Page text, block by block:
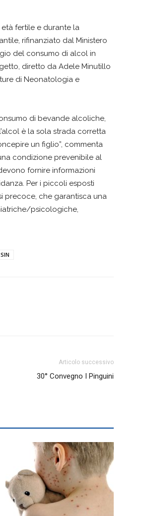
fertile e durante la
rifinanziato dal Ministero
del consumo di alcol in
diretto da Adele Minutillo
di Neonatologia e
di bevande alcoliche,
è la sola strada corretta
un figlio”, commenta
condizione prevenibile al
fornire informazioni
Per i piccoli esposti
precoce, che garantisca una
psicologiche,
SIN
Articolo successivo
30° Convegno I Pinguini